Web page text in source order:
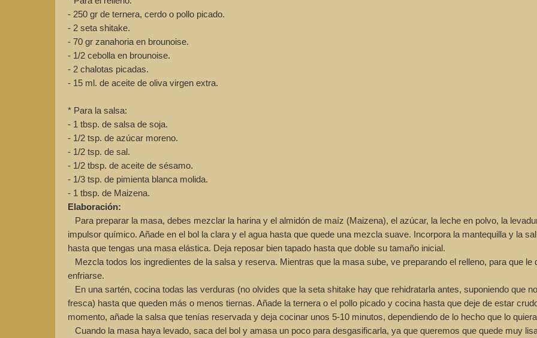
- 250 gr de ternera, cerdo o pollo picado.
- 2 seta shitake.
- 70 gr zanahoria en brounoise.
- 1/2 cebolla en brounoise.
- 2 chalotas picadas.
- 15 ml. de aceite de oliva virgen extra.
* Para la salsa:
- 1 tbsp. de salsa de soja.
- 1/2 tsp. de azúcar moreno.
- 1/2 tsp. de sal.
- 1/2 tbsp. de aceite de sésamo.
- 1/3 tsp. de pimienta blanca molida.
- 1 tbsp. de Maizena.
Elaboración:
Para preparar la masa, debes mezclar la harina y el almidón de maíz (Maizena), el azúcar, la leche en polvo, la
impulsor químico. Añade en el bol la clara y el agua hasta que quede una mezcla suave. Incorpora la mantequilla y la
hasta que tengas una masa elástica. Deja reposar bien tapado hasta que doble su tamaño inicial.
Mezcla todos los ingredientes de la salsa y reserva. Mientras que la masa sube, ve preparando el relleno, para que le
enfriarse.
En una sartén, cocina todas las verduras (no olvides que la seta shitake hay que rehidratarla antes, suponiendo que
fresca) hasta que queden más o menos tiernas. Añade la ternera o el pollo picado y cocina hasta que deje de estar
momento, añade la salsa que tenías reservada y deja cocinar unos 5-10 minutos, dependiendo de lo hecho que lo
Cuando la masa haya levado, saca del bol y amasa un poco para desgasificarla, ya que queremos que quede muy